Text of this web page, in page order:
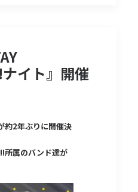
イト』開催
約2年ぶりに開催決
所属のバンド達が